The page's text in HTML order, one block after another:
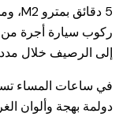
ركوب سيارة أجرة
إلى الرصيف خلال
في ساعات المساء
دولمة بهجة وألوان